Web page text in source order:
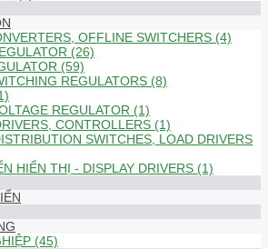
OFFLINE SWITCHERS (4)
(26)
(59)
REGULATORS (8)
REGULATOR (1)
CONTROLLERS (1)
SWITCHES, LOAD DRIVERS
HIỂN THỊ - DISPLAY DRIVERS (1)
(45)